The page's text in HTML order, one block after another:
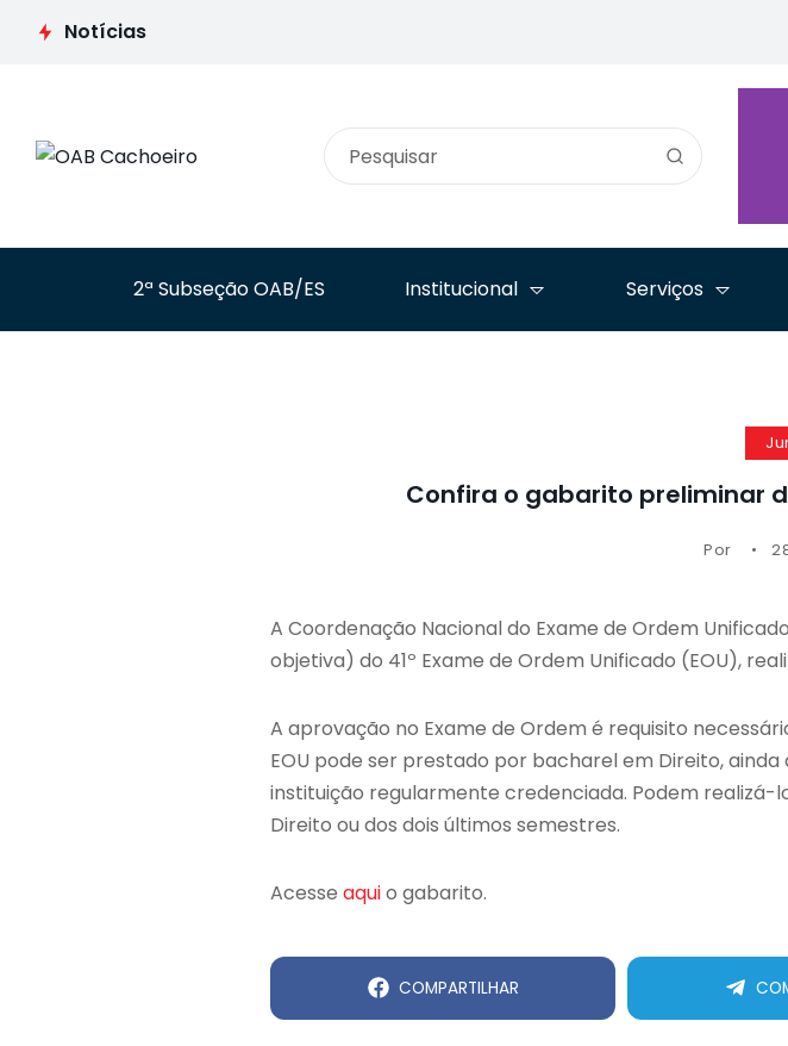
Notícias
2ª Subseção OAB/ES Institucional Serviços
Confira o gabarito preliminar
Por
A Coordenação Nacional do Exame de Ordem
objetiva) do 41º Exame de Ordem Unificado (EOU),
A aprovação no Exame de Ordem é requisito
EOU pode ser prestado por bacharel em Direito,
instituição regularmente credenciada. Podem realizá-
Direito ou dos dois últimos semestres.
Acesseaquio gabarito.
COMPARTILHAR